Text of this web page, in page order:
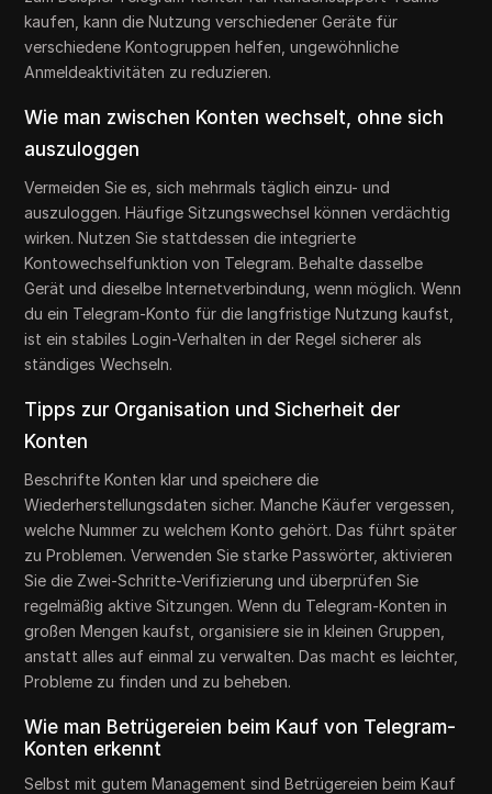
kaufen, kann die Nutzung verschiedener Geräte für
verschiedene Kontogruppen helfen, ungewöhnliche
Anmeldeaktivitäten zu reduzieren.
Wie man zwischen Konten wechselt, ohne sich
auszuloggen
Vermeiden Sie es, sich mehrmals täglich einzu- und
auszuloggen. Häufige Sitzungswechsel können verdächtig
wirken. Nutzen Sie stattdessen die integrierte
Kontowechselfunktion von Telegram. Behalte dasselbe
Gerät und dieselbe Internetverbindung, wenn möglich. Wenn
du ein Telegram-Konto für die langfristige Nutzung kaufst,
ist ein stabiles Login-Verhalten in der Regel sicherer als
ständiges Wechseln.
Tipps zur Organisation und Sicherheit der
Konten
Beschrifte Konten klar und speichere die
Wiederherstellungsdaten sicher. Manche Käufer vergessen,
welche Nummer zu welchem Konto gehört. Das führt später
zu Problemen. Verwenden Sie starke Passwörter, aktivieren
Sie die Zwei-Schritte-Verifizierung und überprüfen Sie
regelmäßig aktive Sitzungen. Wenn du Telegram-Konten in
großen Mengen kaufst, organisiere sie in kleinen Gruppen,
anstatt alles auf einmal zu verwalten. Das macht es leichter,
Probleme zu finden und zu beheben.
Wie man Betrügereien beim Kauf von Telegram-
Konten erkennt
Selbst mit gutem Management sind Betrügereien beim Kauf